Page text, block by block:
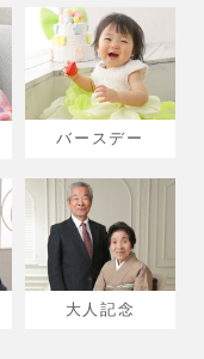
バースデー
大人記念